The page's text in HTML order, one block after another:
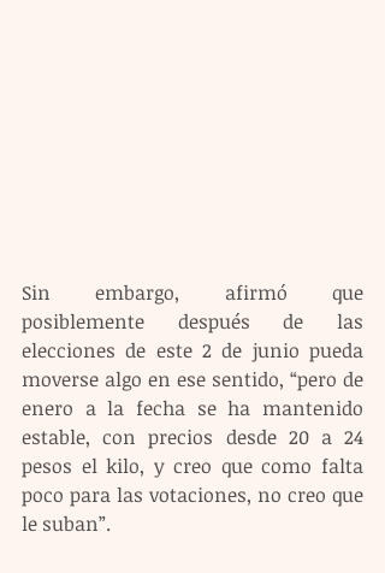
Sin embargo, afirmó que
posiblemente después de las
elecciones de este 2 de junio pueda
moverse algo en ese sentido, “pero de
enero a la fecha se ha mantenido
estable, con precios desde 20 a 24
pesos el kilo, y creo que como falta
poco para las votaciones, no creo que
le suban”.